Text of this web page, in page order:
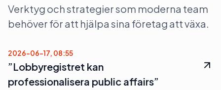
Verktyg och strategier som moderna team
behöver för att hjälpa sina företag att växa.
2026-06-17, 08:55
”Lobbyregistret kan
professionalisera public affairs”